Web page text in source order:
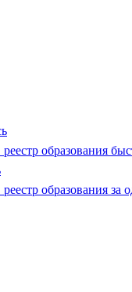
образования
образования за